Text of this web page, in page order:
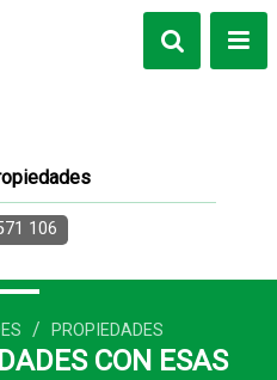
106
/ PROPIEDADES
CON ESAS